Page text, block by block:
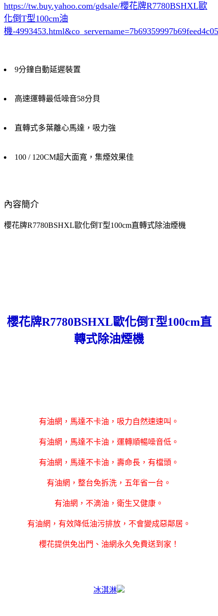
https://tw.buy.yahoo.com/gdsale/櫻花牌R7780BSHXL歐
化倒T型100cm油
機-
9分鐘自動延遲裝置
高速運轉最低噪音58分貝
直轉式多葉離心馬達，吸力強
100 / 120CM超大面寬，集煙效果佳
內容簡介
櫻花牌R7780BSHXL歐化倒T型100cm直轉式除油煙機
櫻花牌R7780BSHXL歐化倒T型100cm直
轉式除油煙機
有油網，馬達不卡油，吸力自然速速叫。
有油網，馬達不卡油，運轉順暢噪音低。
有油網，馬達不卡油，壽命長，有檔頭。
有油網，整台免拆洗，五年省一台。
有油網，不滴油，衛生又健康。
有油網，有效降低油污排放，不會變成惡鄰居。
櫻花提供免出門、油網永久免費送到家！
冰淇淋